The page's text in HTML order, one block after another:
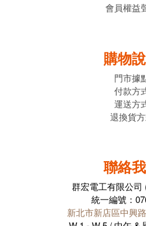
會員權益
購物
門市據
付款方
運送方
退換貨
聯絡
群宏電工有限公司
統一編號：
新北市新店區中興